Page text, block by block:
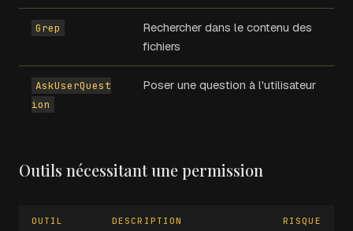
Grep
Rechercher dans le contenu des
fichiers
AskUserQuest
ion
Poser une question à l'utilisateur
Outils nécessitant une permission
OUTIL DESCRIPTION RISQUE